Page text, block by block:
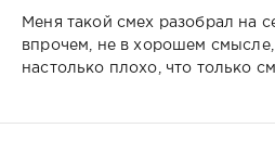
Меня такой смех разобрал на
впрочем, не в хорошем
настолько плохо, что только